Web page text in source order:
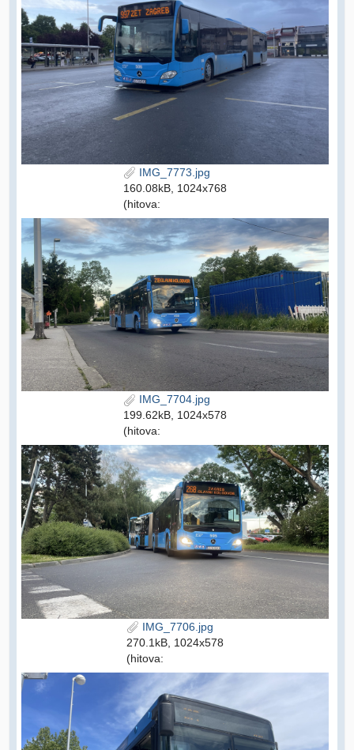
IMG_7773.jpg
160.08kB, 1024x768
(hitova:
IMG_7704.jpg
199.62kB, 1024x578
(hitova:
IMG_7706.jpg
270.1kB, 1024x578
(hitova: